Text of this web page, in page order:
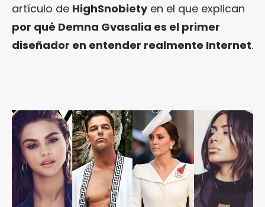
artículo de HighSnobietyen el que explican
por qué Demna Gvasalia es el primer
diseñador en entender realmente Internet.